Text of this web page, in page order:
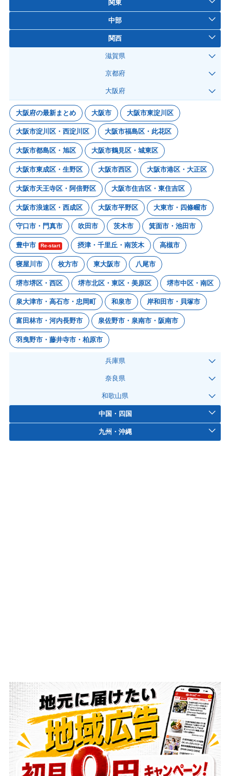
関東
中部
関西
滋賀県
京都府
大阪府
大阪府の最新まとめ 大阪市 大阪市東淀川区
大阪市淀川区・西淀川区 大阪市福島区・此花区
大阪市都島区・旭区 大阪市鶴見区・城東区
大阪市東成区・生野区 大阪市西区 大阪市港区・大正区
大阪市天王寺区・阿倍野区 大阪市住吉区・東住吉区
大阪市浪速区・西成区 大阪市平野区 大東市・四條畷市
守口市・門真市 吹田市 茨木市 箕面市・池田市
豊中市 Re-start 摂津・千里丘・南茨木 高槻市
寝屋川市 枚方市 東大阪市 八尾市
堺市堺区・西区 堺市北区・東区・美原区 堺市中区・南区
泉大津市・高石市・忠岡町 和泉市 岸和田市・貝塚市
富田林市・河内長野市 泉佐野市・泉南市・阪南市
羽曳野市・藤井寺市・柏原市
兵庫県
奈良県
和歌山県
中国・四国
九州・沖縄